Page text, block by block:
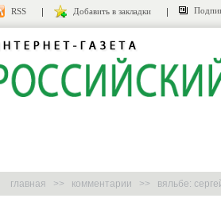
RSS Добавить в закладки
главная >> комментарии >> вяльбе: